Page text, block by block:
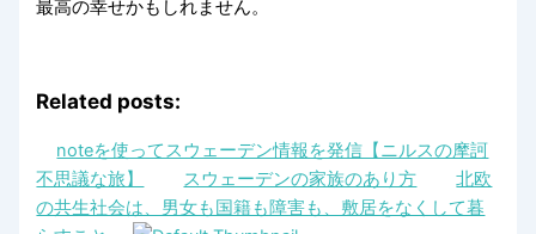
最高の幸せかもしれません。
Related posts:
noteを使ってスウェーデン情報を発信【ニルスの摩訶
不思議な旅】
スウェーデンの家族のあり方
北欧
の共生社会は、男女も国籍も障害も、敷居をなくして暮